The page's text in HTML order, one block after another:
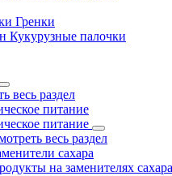
Гренки
Кукурузные палочки
весь раздел
питание
питание
весь раздел
сахара
на заменителях сахара